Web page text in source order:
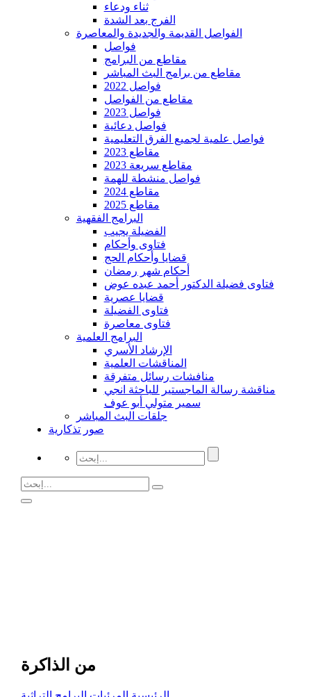
ثناء ودعاء
الفرج بعد الشدة
الفواصل القديمة والجديدة والمعاصرة
فواصل
مقاطع من البرامج
مقاطع من برامج البث المباشر
فواصل 2022
مقاطع من الفواصل
فواصل 2023
فواصل دعائية
فواصل علمية لجميع الفرق التعليمية
مقاطع 2023
مقاطع سريعة 2023
فواصل منشطة للهمة
مقاطع 2024
مقاطع 2025
البرامج الفقهية
الفضيلة يجيب
فتاوى وأحكام
قضايا وأحكام الحج
أحكام شهر رمضان
فتاوى فضيلة الدكتور أحمد عبده عوض
قضايا عصرية
فتاوى الفضيلة
فتاوى معاصرة
البرامج العلمية
الإرشاد الأسري
المناقشات العلمية
منافشات رسائل متفرقة
مناقشة رسالة الماجستير للباحثة انجي
سمير متولي أبو عوف
جلقات البث المباشر
صور تذكارية
من الذاكرة